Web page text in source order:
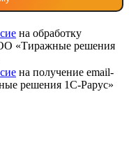
на обработку
«Тиражные решения
на получение email-
решения 1С-Рарус»